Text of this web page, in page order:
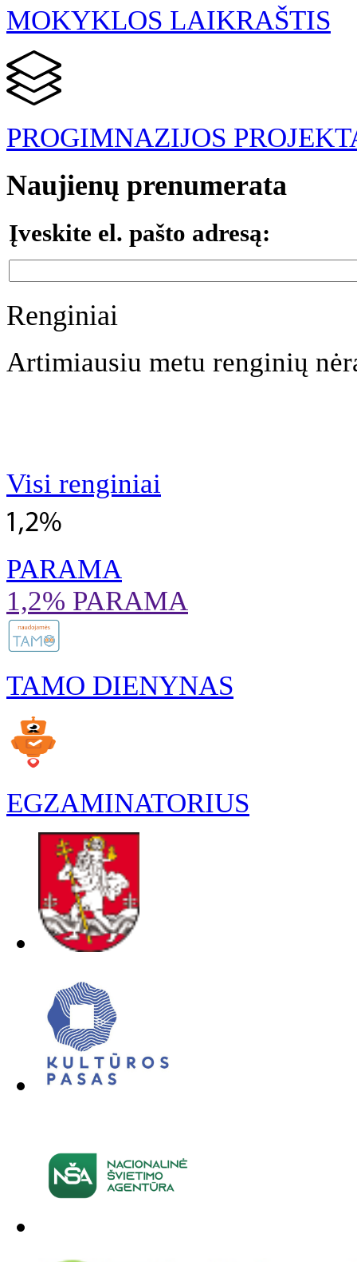
MOKYKLOS LAIKRAŠTIS
PROGIMNAZIJOS
Naujienų prenumerata
Įveskite el. pašto adresą:
Renginiai
Artimiausiu metu renginių
Visi renginiai
PARAMA
1,2% PARAMA
TAMO DIENYNAS
EGZAMINATORIUS